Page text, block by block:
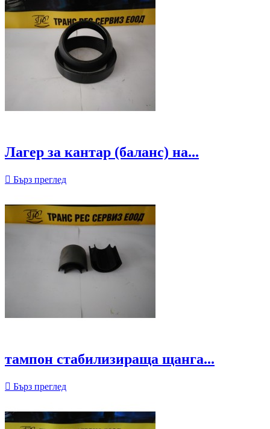
Лагер за кантар (баланс) на...
 Бърз преглед
тампон стабилизираща щанга...
 Бърз преглед